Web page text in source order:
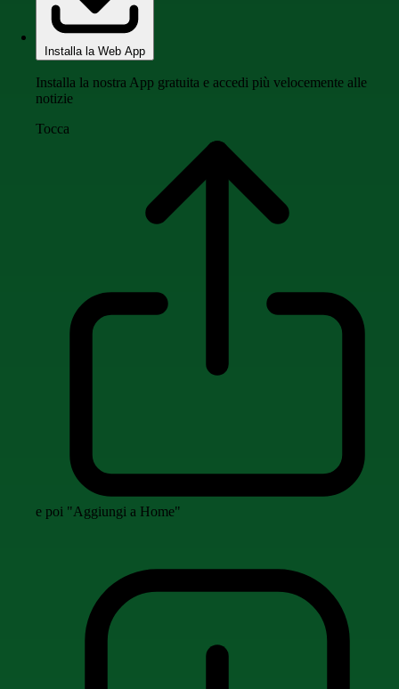
Installa la Web App
Installa la nostra App gratuita e accedi più velocemente alle
notizie
Tocca
e poi "Aggiungi a Home"